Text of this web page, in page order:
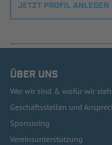
JETZT PROFIL ANLEGEN
ÜBER UNS
Wer wir sind & wofür wir
Geschäftsstellen und
Sponsoring
Vereinsunterstützung